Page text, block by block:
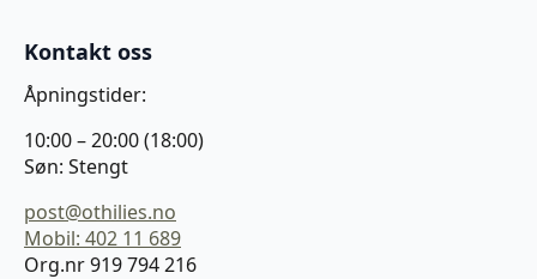
Kontakt oss
Åpningstider:
10:00 – 20:00 (18:00)
Søn: Stengt
post@othilies.no
Mobil: 402 11 689
Org.nr 919 794 216